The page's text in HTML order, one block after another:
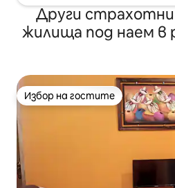
Други страхотни
жилища под наем в
Избор на гостите
Избор на гостите